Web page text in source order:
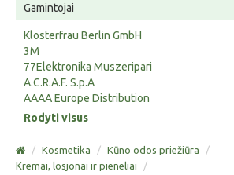
Gamintojai
Klosterfrau Berlin GmbH
3M
77Elektronika Muszeripari
A.C.R.A.F. S.p.A
AAAA Europe Distribution
Rodyti visus
/ Kosmetika / Kūno odos priežiūra
/
Kremai, losjonai ir pieneliai
/